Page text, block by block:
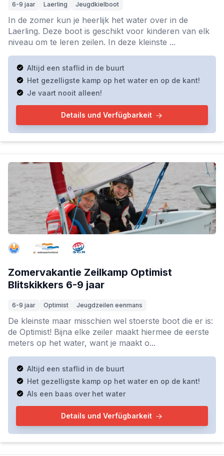
6-9 jaar Laerling Jeugdkielboot
In de zomer kun je heerlijk het water over in de
Laerling. Deze boot is geschikt voor kinderen van elk
niveau om te leren zeilen. In deze kleinste ...
Altijd een staflid in de buurt
Het gezelligste kamp op het water en op de kant!
Je vaart nooit alleen!
Details und Verfügbarkeit
Zomervakantie Zeilkamp Optimist
Blitskikkers 6-9 jaar
6-9 jaar Optimist Jeugdzeilen eenmans
De kleinste maar misschien wel stoerste boot die er is:
de Optimist! Bijna elke zeiler maakt hiermee de eerste
meters op het water, want je maakt o...
Altijd een staflid in de buurt
Het gezelligste kamp op het water en op de kant!
Als een baas over het water
Details und Verfügbarkeit